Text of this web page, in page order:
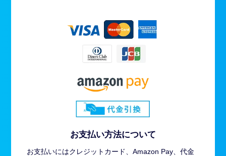
お支払い方法について
お支払いにはクレジットカード、Amazon Pay、代金